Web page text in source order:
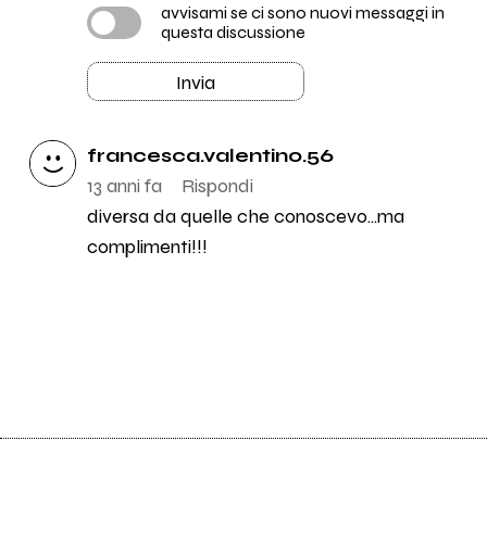
avvisami se ci sono nuovi messaggi in
questa discussione
Invia
francesca.valentino.56
13 anni fa
Rispondi
diversa da quelle che conoscevo...ma
complimenti!!!